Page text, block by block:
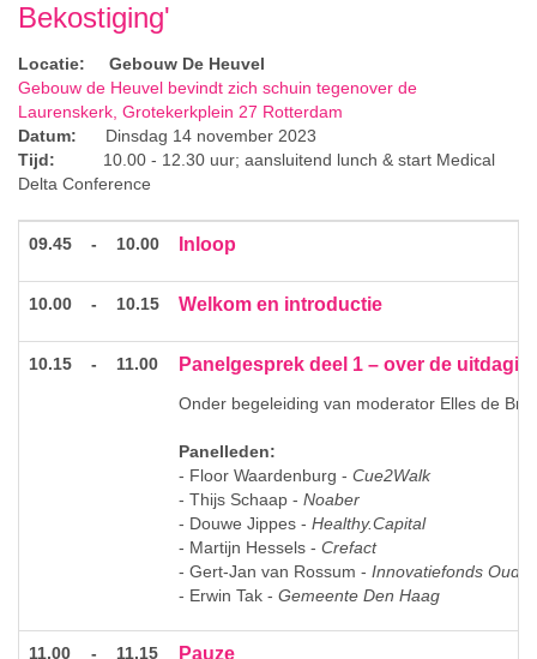
Bekostiging'
Locatie: Gebouw De Heuvel
Gebouw de Heuvel bevindt zich schuin tegenover de
Laurenskerk, Grotekerkplein 27 Rotterdam
Datum: Dinsdag 14 november 2023
Tijd: 10.00 - 12.30 uur; aansluitend lunch & start Medical
Delta Conference
09.45 - 10.00 Inloop
10.00 - 10.15 Welkom en introductie
10.15 - 11.00 Panelgesprek deel 1 – over de
Onder begeleiding van moderator Elles de
Panelleden:
- Floor Waardenburg - Cue2Walk
- Thijs Schaap - Noaber
- Douwe Jippes - Healthy.Capital
- Martijn Hessels - Crefact
- Gert-Jan van Rossum - Innovatiefonds
- Erwin Tak - Gemeente Den Haag
11.00 - 11.15 Pauze